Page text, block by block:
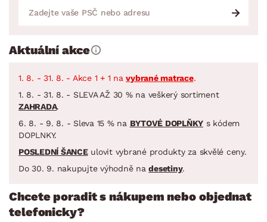
Aktuální akce
1. 8. - 31. 8. - Akce 1 + 1 navybrané matrace.
1. 8. - 31. 8. - SLEVA AŽ 30 % na veškerý sortiment
ZAHRADA.
6. 8. - 9. 8. - Sleva 15 % na BYTOVÉ DOPLŇKY s kódem
DOPLNKY.
POSLEDNÍ ŠANCEulovit vybrané produkty za skvělé ceny.
Do 30. 9. nakupujte výhodně nadesetiny.
Chcete poradit s nákupem nebo objednat
telefonicky?